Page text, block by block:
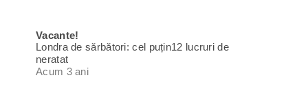
Vacante!
Londra de sărbători: cel puțin12 lucruri de
neratat
Acum 3 ani